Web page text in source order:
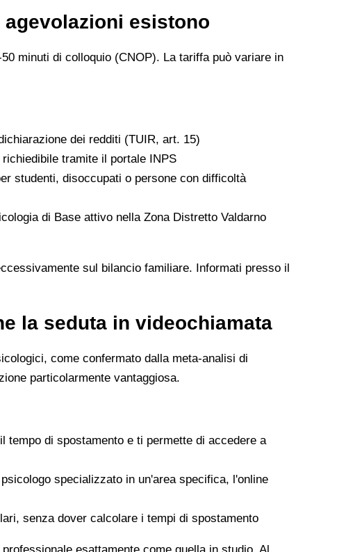
esistono
50 minuti di colloquio (CNOP). La tariffa può variare in
dei redditi (TUIR, art. 15)
tramite il portale INPS
studenti, disoccupati o persone con difficoltà
di Base attivo nella Zona Distretto Valdarno
sul bilancio familiare. Informati presso il
la seduta in videochiamata
come confermato dalla meta-analisi di
particolarmente vantaggiosa.
tempo di spostamento e ti permette di accedere a
specializzato in un'area specifica, l'online
senza dover calcolare i tempi di spostamento
esattamente come quella in studio. Al